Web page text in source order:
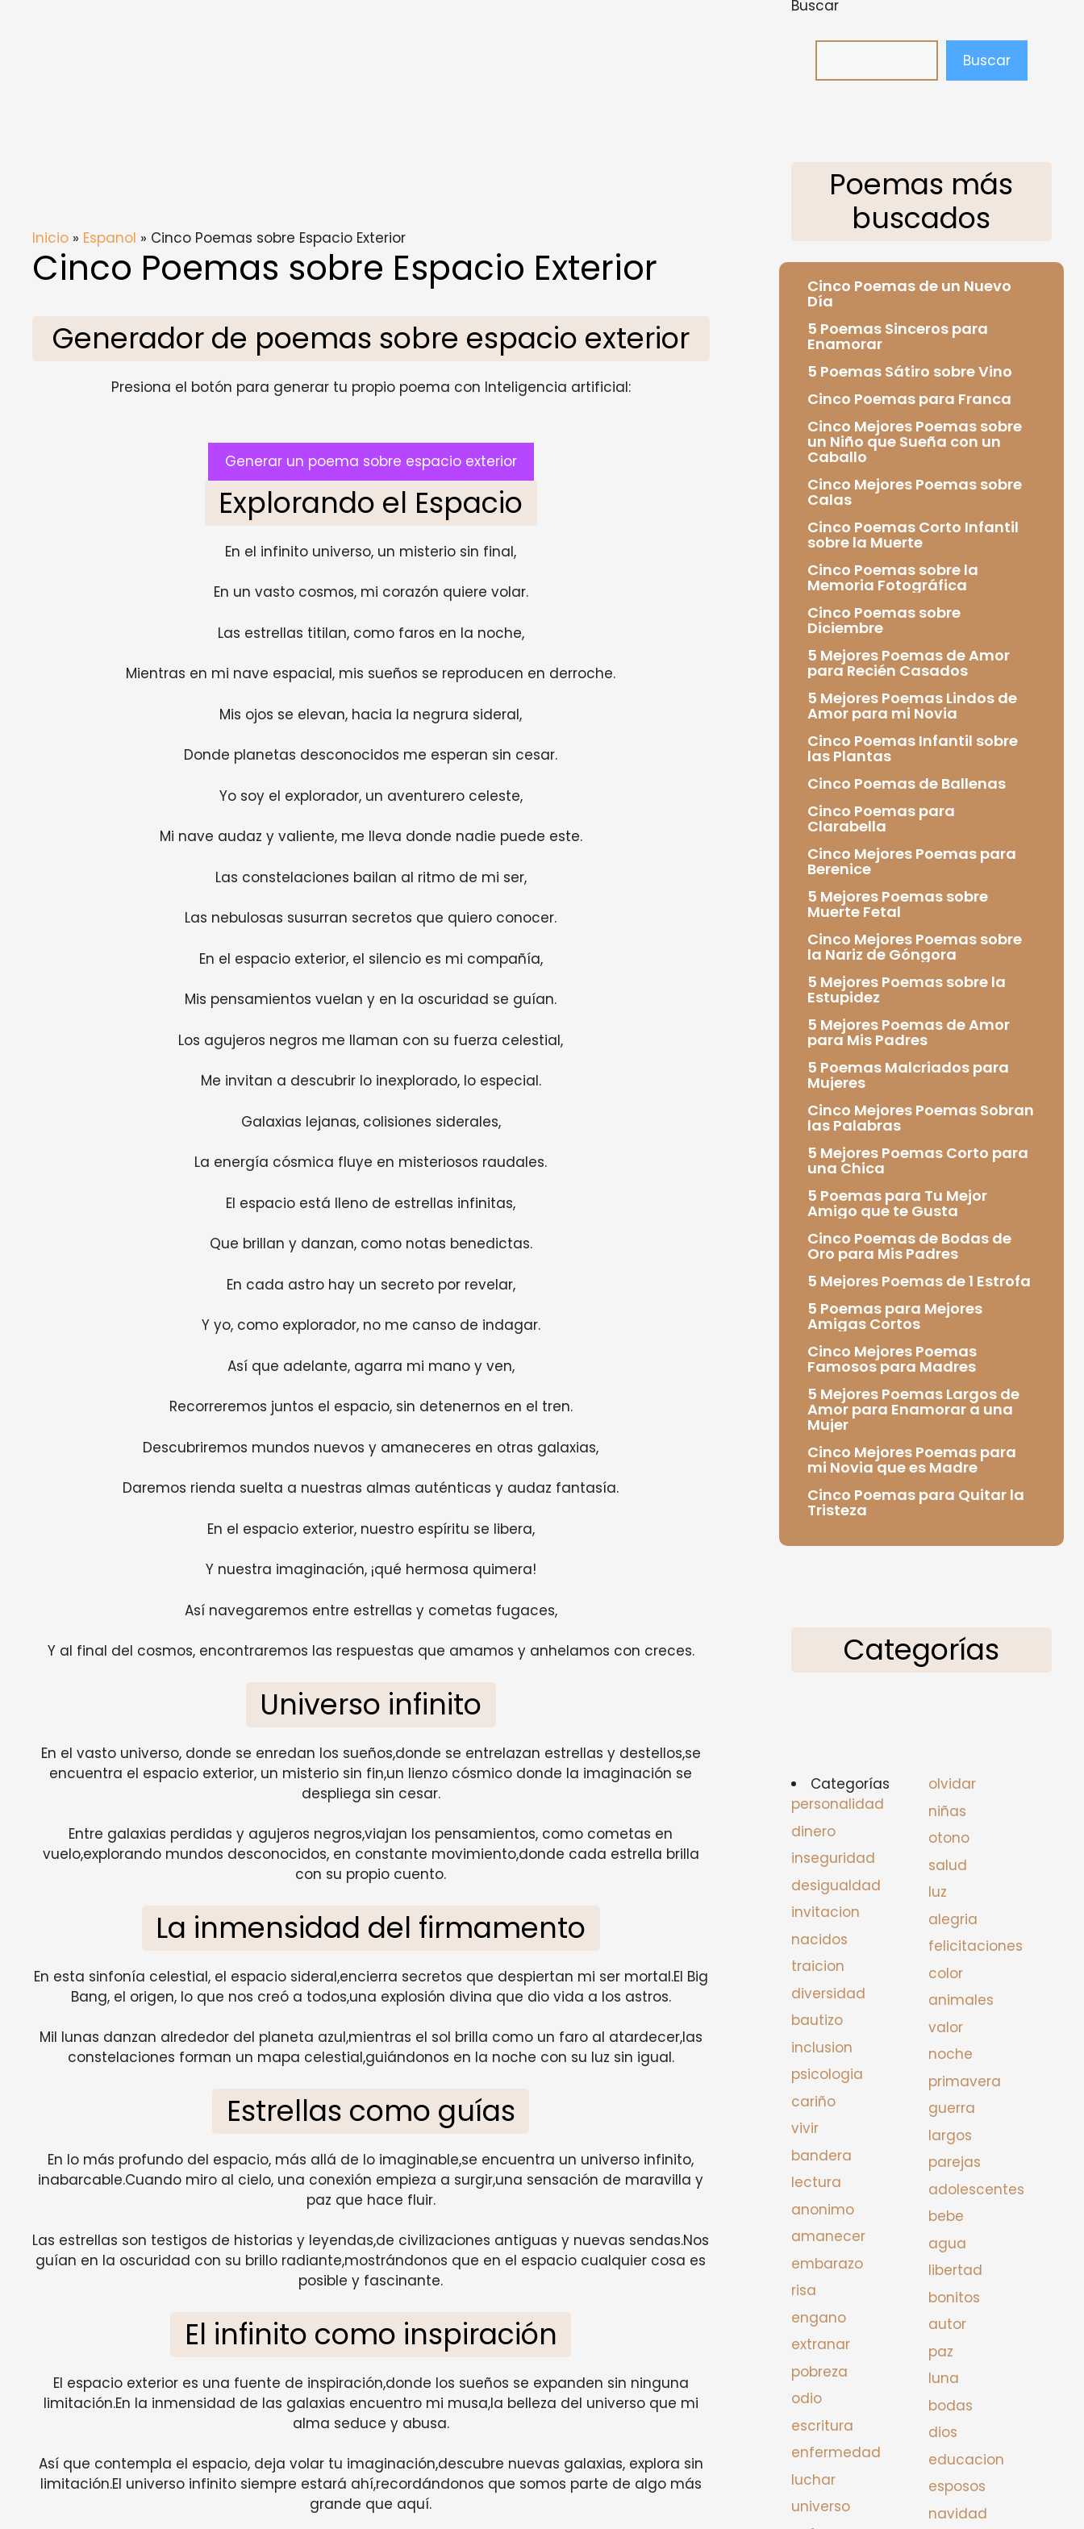
Inicio » Espanol » Cinco Poemas sobre Espacio Exterior
Cinco Poemas sobre Espacio Exterior
Generador de poemas sobre espacio exterior
Presiona el botón para generar tu propio poema con Inteligencia artificial:
Generar un poema sobre espacio exterior
Explorando el Espacio
En el infinito universo, un misterio sin final,
En un vasto cosmos, mi corazón quiere volar.
Las estrellas titilan, como faros en la noche,
Mientras en mi nave espacial, mis sueños se reproducen en derroche.
Mis ojos se elevan, hacia la negrura sideral,
Donde planetas desconocidos me esperan sin cesar.
Yo soy el explorador, un aventurero celeste,
Mi nave audaz y valiente, me lleva donde nadie puede este.
Las constelaciones bailan al ritmo de mi ser,
Las nebulosas susurran secretos que quiero conocer.
En el espacio exterior, el silencio es mi compañía,
Mis pensamientos vuelan y en la oscuridad se guían.
Los agujeros negros me llaman con su fuerza celestial,
Me invitan a descubrir lo inexplorado, lo especial.
Galaxias lejanas, colisiones siderales,
La energía cósmica fluye en misteriosos raudales.
El espacio está lleno de estrellas infinitas,
Que brillan y danzan, como notas benedictas.
En cada astro hay un secreto por revelar,
Y yo, como explorador, no me canso de indagar.
Así que adelante, agarra mi mano y ven,
Recorreremos juntos el espacio, sin detenernos en el tren.
Descubriremos mundos nuevos y amaneceres en otras galaxias,
Daremos rienda suelta a nuestras almas auténticas y audaz fantasía.
En el espacio exterior, nuestro espíritu se libera,
Y nuestra imaginación, ¡qué hermosa quimera!
Así navegaremos entre estrellas y cometas fugaces,
Y al final del cosmos, encontraremos las respuestas que amamos y anhelamos con creces.
Universo infinito
En el vasto universo, donde se enredan los sueños,donde se entrelazan estrellas y destellos,se
encuentra el espacio exterior, un misterio sin fin,un lienzo cósmico donde la imaginación se
despliega sin cesar.
Entre galaxias perdidas y agujeros negros,viajan los pensamientos, como cometas en
vuelo,explorando mundos desconocidos, en constante movimiento,donde cada estrella brilla
con su propio cuento.
La inmensidad del firmamento
En esta sinfonía celestial, el espacio sideral,encierra secretos que despiertan mi ser mortal.El Big
Bang, el origen, lo que nos creó a todos,una explosión divina que dio vida a los astros.
Mil lunas danzan alrededor del planeta azul,mientras el sol brilla como un faro al atardecer,las
constelaciones forman un mapa celestial,guiándonos en la noche con su luz sin igual.
Estrellas como guías
En lo más profundo del espacio, más allá de lo imaginable,se encuentra un universo infinito,
inabarcable.Cuando miro al cielo, una conexión empieza a surgir,una sensación de maravilla y
paz que hace fluir.
Las estrellas son testigos de historias y leyendas,de civilizaciones antiguas y nuevas sendas.Nos
guían en la oscuridad con su brillo radiante,mostrándonos que en el espacio cualquier cosa es
posible y fascinante.
El infinito como inspiración
El espacio exterior es una fuente de inspiración,donde los sueños se expanden sin ninguna
limitación.En la inmensidad de las galaxias encuentro mi musa,la belleza del universo que mi
alma seduce y abusa.
Así que contempla el espacio, deja volar tu imaginación,descubre nuevas galaxias, explora sin
limitación.El universo infinito siempre estará ahí,recordándonos que somos parte de algo más
grande que aquí.
Buscar
Buscar
Poemas más
buscados
Cinco Poemas de un Nuevo
Día
5 Poemas Sinceros para
Enamorar
5 Poemas Sátiro sobre Vino
Cinco Poemas para Franca
Cinco Mejores Poemas sobre
un Niño que Sueña con un
Caballo
Cinco Mejores Poemas sobre
Calas
Cinco Poemas Corto Infantil
sobre la Muerte
Cinco Poemas sobre la
Memoria Fotográfica
Cinco Poemas sobre
Diciembre
5 Mejores Poemas de Amor
para Recién Casados
5 Mejores Poemas Lindos de
Amor para mi Novia
Cinco Poemas Infantil sobre
las Plantas
Cinco Poemas de Ballenas
Cinco Poemas para
Clarabella
Cinco Mejores Poemas para
Berenice
5 Mejores Poemas sobre
Muerte Fetal
Cinco Mejores Poemas sobre
la Nariz de Góngora
5 Mejores Poemas sobre la
Estupidez
5 Mejores Poemas de Amor
para Mis Padres
5 Poemas Malcriados para
Mujeres
Cinco Mejores Poemas Sobran
las Palabras
5 Mejores Poemas Corto para
una Chica
5 Poemas para Tu Mejor
Amigo que te Gusta
Cinco Poemas de Bodas de
Oro para Mis Padres
5 Mejores Poemas de 1 Estrofa
5 Poemas para Mejores
Amigas Cortos
Cinco Mejores Poemas
Famosos para Madres
5 Mejores Poemas Largos de
Amor para Enamorar a una
Mujer
Cinco Mejores Poemas para
mi Novia que es Madre
Cinco Poemas para Quitar la
Tristeza
Categorías
Categorías
personalidad
dinero
inseguridad
desigualdad
invitacion
nacidos
traicion
diversidad
bautizo
inclusion
psicologia
cariño
vivir
bandera
lectura
anonimo
amanecer
embarazo
risa
engano
extranar
pobreza
odio
escritura
enfermedad
luchar
universo
olvidar
niñas
otono
salud
luz
alegria
felicitaciones
color
animales
valor
noche
primavera
guerra
largos
parejas
adolescentes
bebe
agua
libertad
bonitos
autor
paz
luna
bodas
dios
educacion
esposos
navidad